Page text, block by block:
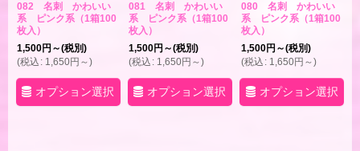
082 名刺 かわいい
系 ピンク系（1箱100
枚入）
1,500円 ～(税別)
(税込 : 1,650円 ～)
オプション選択
081 名刺 かわいい
系 ピンク系（1箱100
枚入）
1,500円 ～(税別)
(税込 : 1,650円 ～)
オプション選択
080 名刺 かわいい
系 ピンク系（1箱100
枚入）
1,500円 ～(税別)
(税込 : 1,650円 ～)
オプション選択